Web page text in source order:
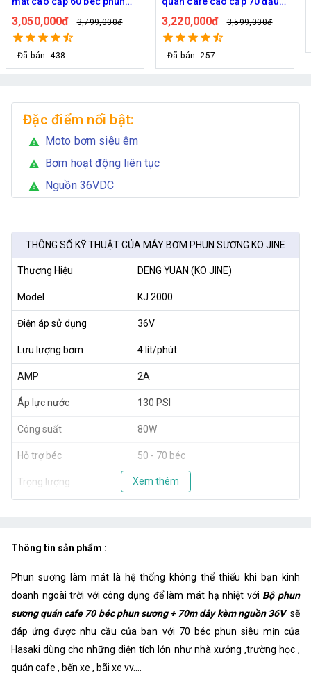
2703
phun
3,220,000đ 3,599,000đ
rác 50M dây
2,700,000đ
Đặc điểm nổi bật:
warning Moto bơm siêu êm
warning Bơm hoạt động liên tục
warning Nguồn 36VDC
THÔNG SỐ KỸ THUẬT CỦA MÁY BƠM PHUN SƯƠNG KO JINE
Thương Hiệu DENG YUAN (KO JINE)
Model KJ 2000
Điện áp sử dụng 36V
Lưu lượng bơm 4 lít/phút
AMP 2A
Áp lực nước 130 PSI
Công suất 80W
Hỗ trợ béc 50 - 70 béc
Trọng lượng 2.3kg
Xem thêm
Thông tin sản phẩm :
Phun sương làm mát là hệ thống không thể thiếu khi bạn kinh
doanh ngoài trời với công dụng để làm mát hạ nhiệt với Bộ phun
sương quán cafe 70 béc phun sương + 70m dây kèm nguồn 36V sẽ
đáp ứng được nhu cầu của bạn với 70 béc phun siêu mịn của
Hasaki dùng cho những diện tích lớn như nhà xưởng ,trường học ,
quán cafe , bến xe , bãi xe vv....